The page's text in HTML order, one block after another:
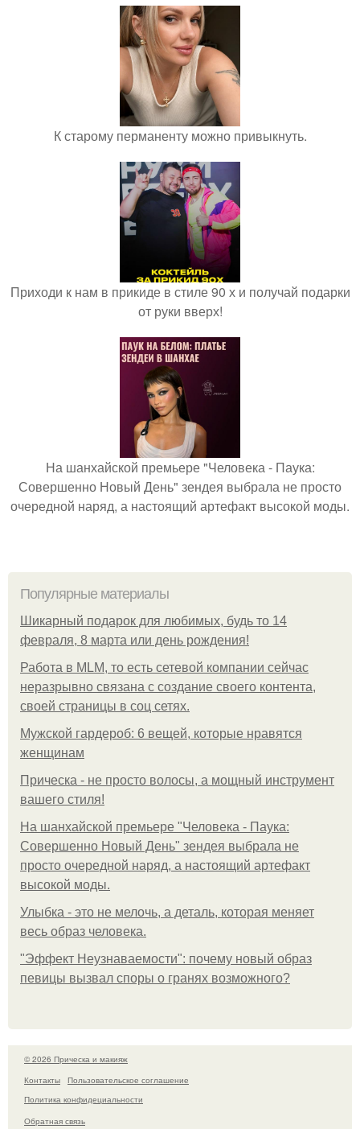
К старому перманенту можно привыкнуть.
Приходи к нам в прикиде в стиле 90 х и получай подарки
от руки вверх!
На шанхайской премьере "Человека - Паука:
Совершенно Новый День" зендея выбрала не просто
очередной наряд, а настоящий артефакт высокой моды.
Популярные материалы
Шикарный подарок для любимых, будь то 14
февраля, 8 марта или день рождения!
Работа в MLM, то есть сетевой компании сейчас
неразрывно связана с создание своего контента,
своей страницы в соц сетях.
Мужской гардероб: 6 вещей, которые нравятся
женщинам
Прическа - не просто волосы, а мощный инструмент
вашего стиля!
На шанхайской премьере "Человека - Паука:
Совершенно Новый День" зендея выбрала не
просто очередной наряд, а настоящий артефакт
высокой моды.
Улыбка - это не мелочь, а деталь, которая меняет
весь образ человека.
"Эффект Неузнаваемости": почему новый образ
певицы вызвал споры о гранях возможного?
© 2026 Прическа и макияж
Контакты
Пользовательское соглашение
Политика конфидециальности
Обратная связь